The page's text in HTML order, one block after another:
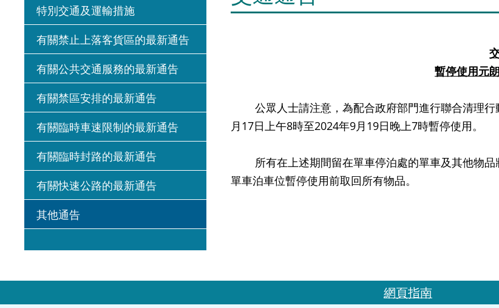
特別交通及運輸措施
有關禁止上落客貨區的最新通告
有關公共交通服務的最新通告
有關禁區安排的最新通告
有關臨時車速限制的最新通告
有關臨時封路的最新通告
有關快速公路的最新通告
其他通告
暫停使用元朗
公眾人士請注意，為配合政府部門進行聯合清理行
月17日上午8時至2024年9月19日晚上7時暫停使用。
所有在上述期間留在單車停泊處的單車及其他物品
單車泊車位暫停使用前取回所有物品。
網頁指南